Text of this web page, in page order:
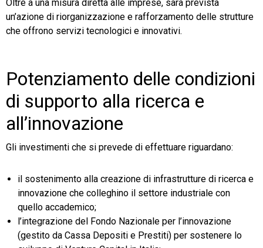
Oltre a una misura diretta alle imprese, sarà prevista
un’azione di riorganizzazione e rafforzamento delle strutture
che offrono servizi tecnologici e innovativi.
Potenziamento delle condizioni
di supporto alla ricerca e
all’innovazione
Gli investimenti che si prevede di effettuare riguardano:
il sostenimento alla creazione di infrastrutture di ricerca e
innovazione che colleghino il settore industriale con
quello accademico;
l’integrazione del Fondo Nazionale per l’innovazione
(gestito da Cassa Depositi e Prestiti) per sostenere lo